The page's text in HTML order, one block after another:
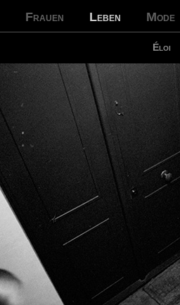
Frauen Leben Mode
Éloi